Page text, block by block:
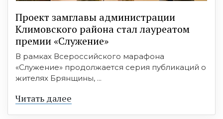
Проект замглавы администрации
Климовского района стал лауреатом
премии «Служение»
В рамках Всероссийского марафона
«Служение» продолжается серия публикаций о
жителях Брянщины, ...
Читать далее